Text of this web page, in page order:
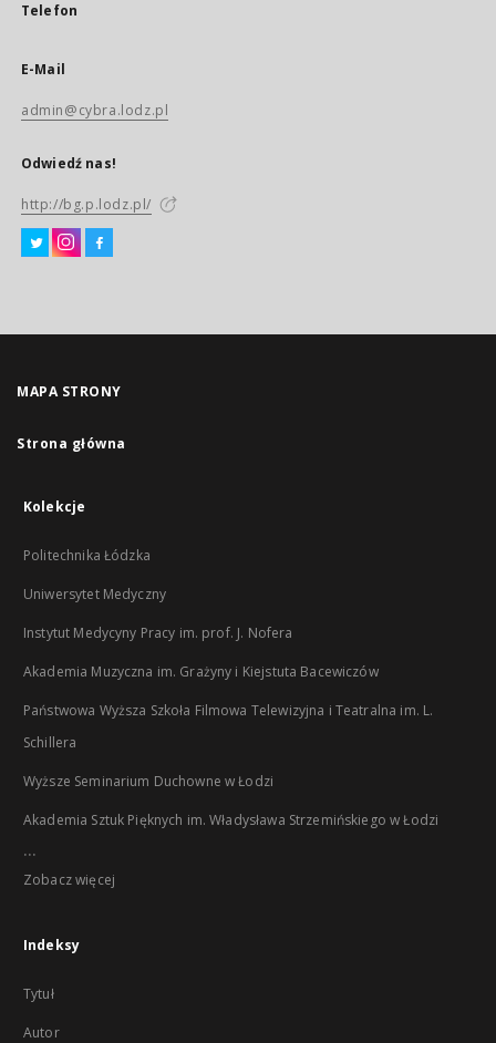
Telefon
E-Mail
admin@cybra.lodz.pl
Odwiedź nas!
http://bg.p.lodz.pl/
MAPA STRONY
Strona główna
Kolekcje
Politechnika Łódzka
Uniwersytet Medyczny
Instytut Medycyny Pracy im. prof. J. Nofera
Akademia Muzyczna im. Grażyny i Kiejstuta Bacewiczów
Państwowa Wyższa Szkoła Filmowa Telewizyjna i Teatralna im. L.
Schillera
Wyższe Seminarium Duchowne w Łodzi
Akademia Sztuk Pięknych im. Władysława Strzemińskiego w Łodzi
...
Zobacz więcej
Indeksy
Tytuł
Autor